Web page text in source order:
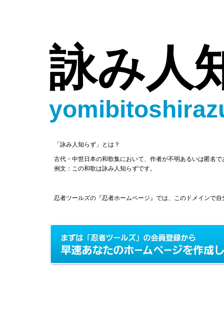
詠み人
「詠み人知らず」とは？
古代・中世日本の和歌集において、作者が不明あるいは匿名
例文：この和歌は詠み人知らずです。
忍者ツールズの『忍者ホームページ』では、このドメインで